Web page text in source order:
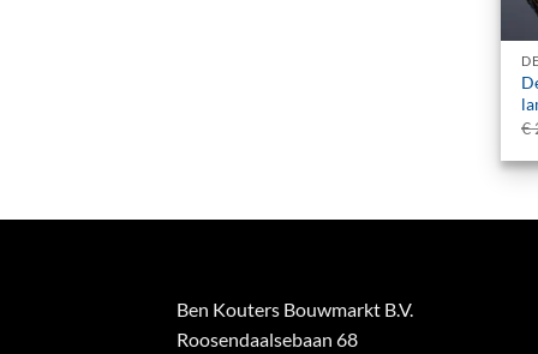
+
€
Ben Kouters Bouwmarkt B.V.
Roosendaalsebaan 68